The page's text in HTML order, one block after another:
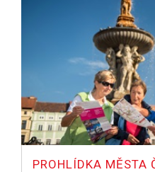
PROHLÍDKA MĚSTA